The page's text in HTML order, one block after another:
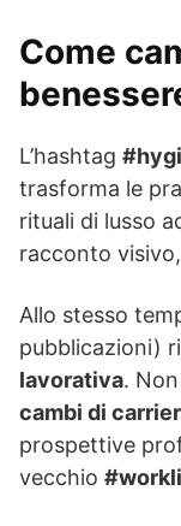
Come
L’hashtag
trasforma le
rituali di lusso
racconto
Allo stesso
pubblicazioni)
lavorativa.
cambi di
prospettive
vecchio